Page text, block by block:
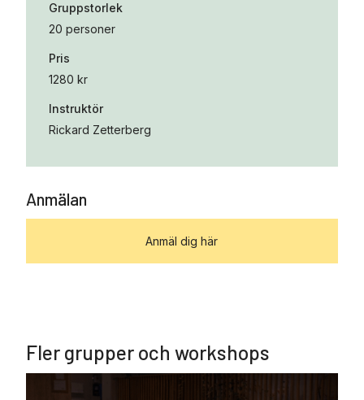
Gruppstorlek
20 personer
Pris
1280 kr
Instruktör
Rickard Zetterberg
Anmälan
Anmäl dig här
Fler grupper och workshops